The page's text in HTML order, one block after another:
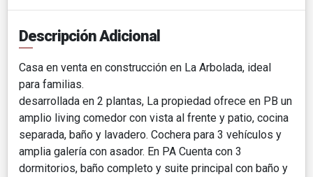
Descripción Adicional
Casa en venta en construcción en La Arbolada, ideal
para familias.
desarrollada en 2 plantas, La propiedad ofrece en PB un
amplio living comedor con vista al frente y patio, cocina
separada, baño y lavadero. Cochera para 3 vehículos y
amplia galería con asador. En PA Cuenta con 3
dormitorios, baño completo y suite principal con baño y